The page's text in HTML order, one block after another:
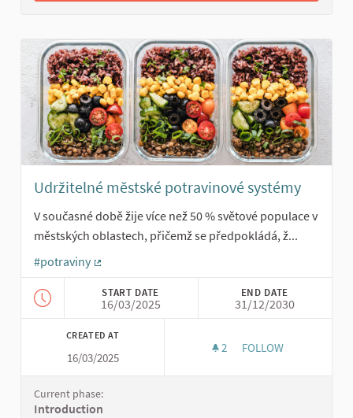
Udržitelné městské potravinové systémy
V současné době žije více než 50 % světové populace v
městských oblastech, přičemž se předpokládá, ž...
#potraviny
START DATE
16/03/2025
END DATE
31/12/2030
CREATED AT
16/03/2025
2 2 FOLLOWERS
FOLLOW
Current phase:
Introduction